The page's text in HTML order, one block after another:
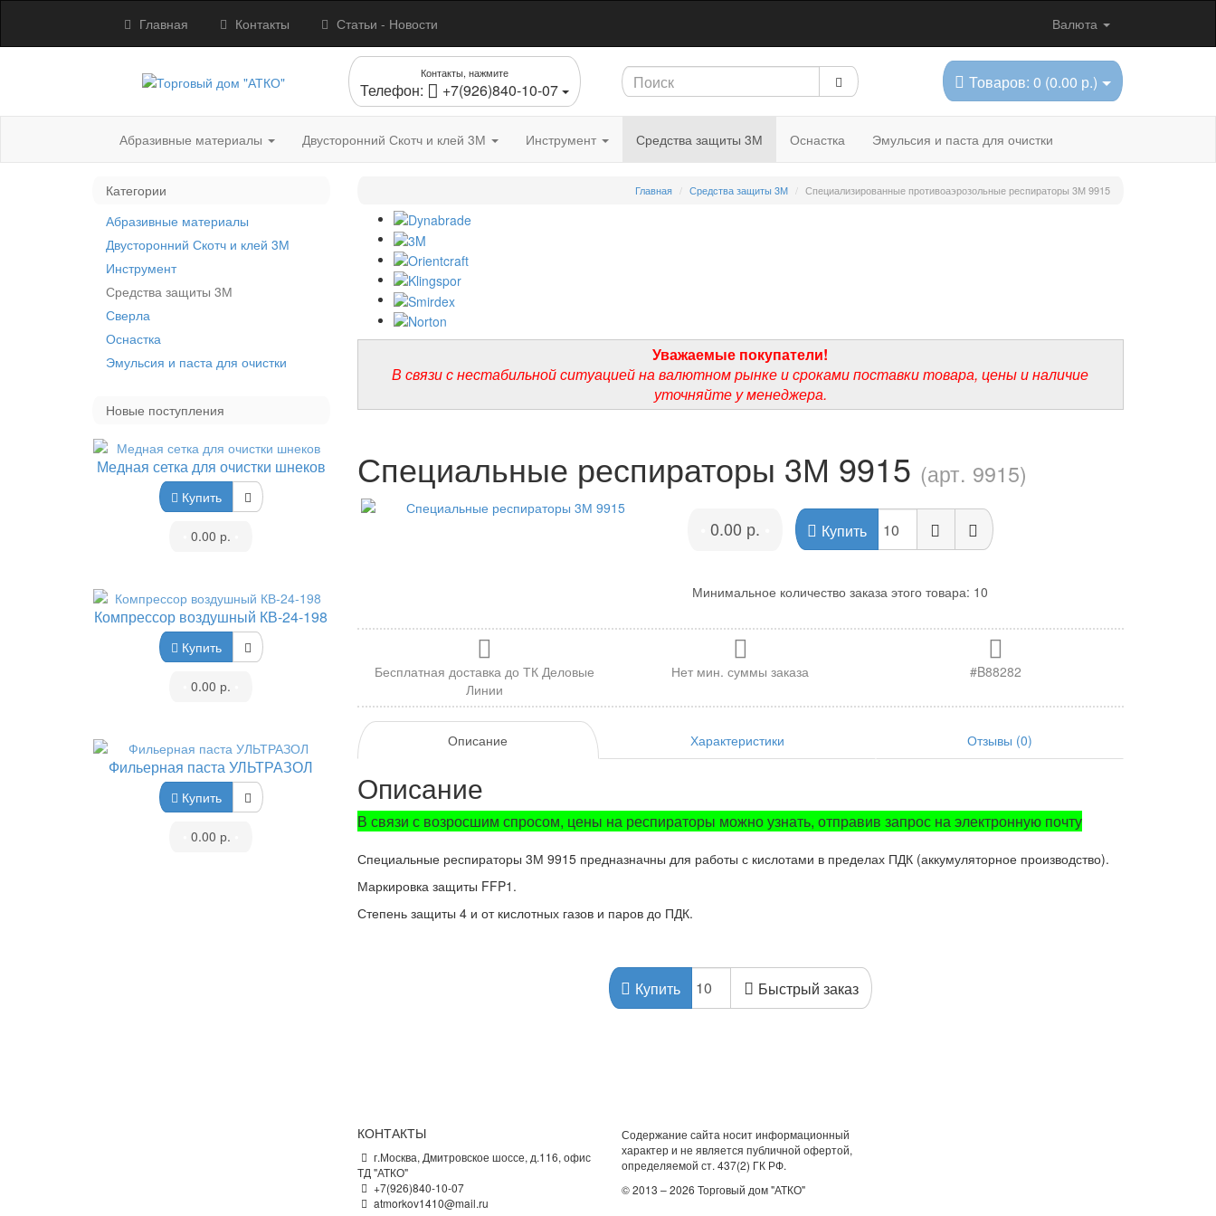
Главная Контакты Статьи - Новости Валюта
Контакты, нажмите
Телефон: +7(926)840-10-07 Товаров: 0 (0.00 р.)
Абразивные материалы Двусторонний Скотч и клей 3М Инструмент Средства защиты 3М Оснастка Эмульсия и паста для очистки
Категории
Абразивные материалы
Двусторонний Скотч и клей 3М
Инструмент
Средства защиты 3М
Сверла
Оснастка
Эмульсия и паста для очистки
Новые поступления
Медная сетка для очистки шнеков
Купить
0.00 р.
Компрессор воздушный КВ-24-198
Купить
0.00 р.
Фильерная паста УЛЬТРАЗОЛ
Купить
0.00 р.
Главная Средства защиты 3М Специализированные противоаэрозольные респираторы 3М 9915
Уважаемые покупатели!
В связи с нестабильной ситуацией на валютном рынке и сроками поставки товара, цены и наличие
уточняйте у менеджера.
Специальные респираторы 3М 9915 (арт. 9915)
0.00 р. Купить
Минимальное количество заказа этого товара: 10
Бесплатная доставка до ТК Деловые
Линии
Нет мин. суммы заказа #B88282
Описание Характеристики Отзывы (0)
Описание
В связи с возросшим спросом, цены на респираторы можно узнать, отправив запрос на электронную почту
Специальные респираторы 3М 9915 предназначны для работы с кислотами в пределах ПДК (аккумуляторное производство).
Маркировка защиты FFP1.
Степень защиты 4 и от кислотных газов и паров до ПДК.
Купить Быстрый заказ
КОНТАКТЫ
г.Москва, Дмитровское шоссе, д.116, офис
ТД "АТКО"
+7(926)840-10-07
atmorkov1410@mail.ru
Содержание сайта носит информационный
характер и не является публичной офертой,
определяемой ст. 437(2) ГК РФ.
© 2013 – 2026 Торговый дом "АТКО"